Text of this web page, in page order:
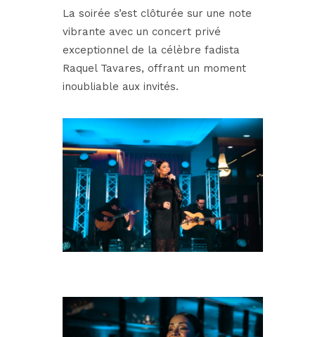
La soirée s’est clôturée sur une note
vibrante avec un concert privé
exceptionnel de la célèbre fadista
Raquel Tavares, offrant un moment
inoubliable aux invités.